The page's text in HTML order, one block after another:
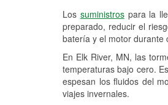
Los suministrospara la
preparado, reducir el
batería y el motor durante
En Elk River, MN, las
temperaturas bajo cero.
espesan los fluidos del
viajes invernales.